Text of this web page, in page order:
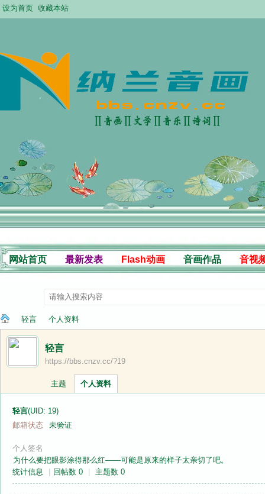
设为首页 收藏本站
网站首页 最新发表 Flash动画 音画作品 音视
›
轻言
›
个人资料
轻言
https://bbs.cnzv.cc/?19
主题 个人资料
轻言(UID: 19)
邮箱状态
未验证
个人签名
为什么要把眼影涂得那么红——可能是原来的样子太亲切了吧。
统计信息
回帖数 0 主题数 0